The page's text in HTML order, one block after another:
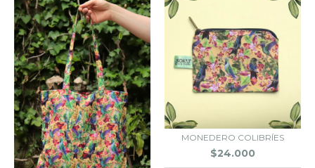
MONEDERO COLIBRÍES
$24.000